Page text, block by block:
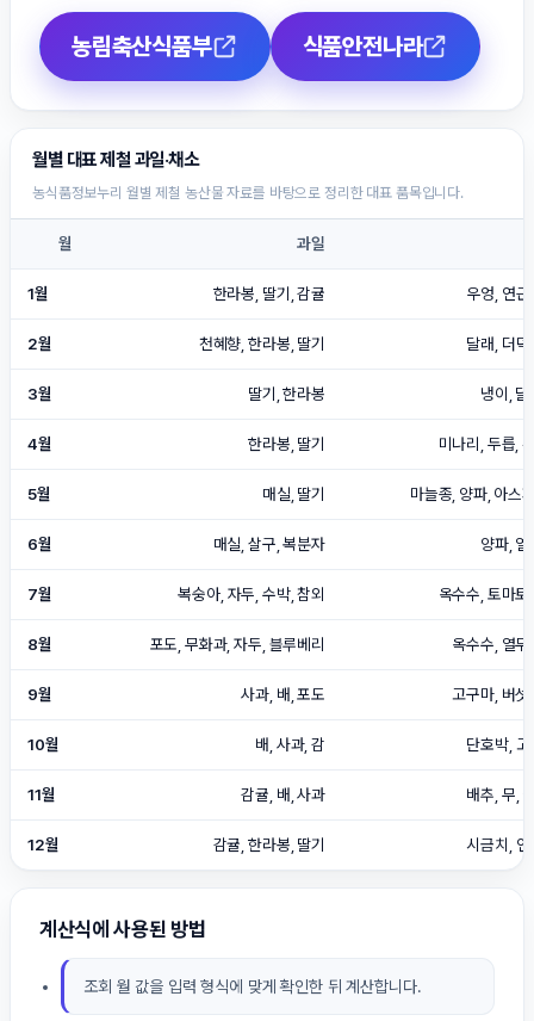
농림축산식품부 식품안전나라
월별 대표 제철 과일·채소
농식품정보누리 월별 제철 농산물 자료를 바탕으로 정리한 대표 품목입니다.
월 과일
1월 한라봉, 딸기, 감귤 우엉, 연
2월 천혜향, 한라봉, 딸기 달래, 더
3월 딸기, 한라봉 냉이,
4월 한라봉, 딸기 미나리, 두릅,
5월 매실, 딸기 마늘종, 양파, 아스
6월 매실, 살구, 복분자 양파,
7월 복숭아, 자두, 수박, 참외 옥수수, 토마
8월 포도, 무화과, 자두, 블루베리 옥수수, 열
9월 사과, 배, 포도 고구마, 버섯
10월 배, 사과, 감 단호박,
11월 감귤, 배, 사과 배추, 무,
12월 감귤, 한라봉, 딸기 시금치, 연
계산식에 사용된 방법
조회 월 값을 입력 형식에 맞게 확인한 뒤 계산합니다.